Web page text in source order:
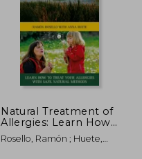
50%
Natural Treatment of
Allergies: Learn How
to Treat Your
Allergies with Safe,
Rosello, Ramón ; Huete,